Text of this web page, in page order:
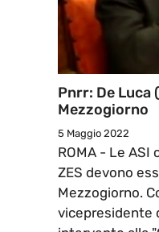
Pnrr: De Luca
Mezzogiorno
5 Maggio 2022
ROMA - Le ASI
ZES devono
Mezzogiorno.
vicepresidente